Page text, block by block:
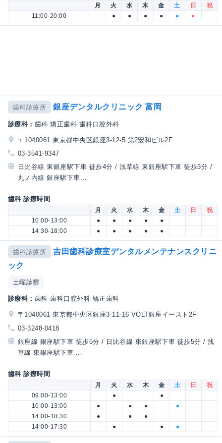
月 火 水 木 金 土 日
祝
11:00-20:00
● ● ● ● ● ●
歯科診療所 銀座デンタルクリニック 富岡
診療科： 歯科 矯正歯科 歯科口腔外科
〒1040061 東京都中央区銀座3-12-5 第2宏和ビル2F
03-3541-9347
日比谷線 東銀座駅下車 徒歩4分 / 浅草線 東銀座駅下車 徒歩3分 /
丸ノ内線 銀座駅下車...
歯科 診療時間
月 火 水 木 金 土 日
祝
10:00-13:00
● ● ● ●
●
14:30-18:00
● ● ● ● ●
歯科診療所
吉田歯科診療室デンタルメンテナンスクリニ
ック
土曜診察
診療科： 歯科 歯科口腔外科 矯正歯科
〒1040061 東京都中央区銀座3-11-16 VOLT銀座イースト2F
03-3248-0418
銀座線 銀座駅下車 徒歩5分 / 日比谷線 東銀座駅下車 徒歩5分 / 浅
草線 東銀座駅下車 ...
歯科 診療時間
月 火 水 木 金 土 日
祝
09:00-13:00
●
●
10:00-13:00
● ● ●
●
14:00-18:30
● ●
●
14:00-17:30
● ● ●